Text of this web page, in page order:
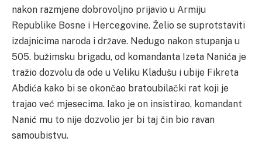
nakon razmjene dobrovoljno prijavio u Armiju
Republike Bosne i Hercegovine. Želio se suprotstaviti
izdajnicima naroda i države. Nedugo nakon stupanja u
505. bužimsku brigadu, od komandanta Izeta Nanića je
tražio dozvolu da ode u Veliku Kladušu i ubije Fikreta
Abdića kako bi se okončao bratoubilački rat koji je
trajao već mjesecima. Iako je on insistirao, komandant
Nanić mu to nije dozvolio jer bi taj čin bio ravan
samoubistvu.